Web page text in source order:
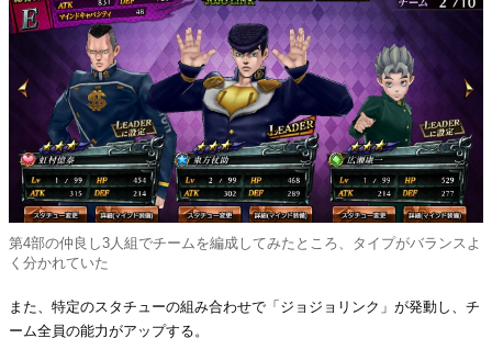
第4部の仲良し3人組でチームを編成してみたところ、タイプがバランスよ
く分かれていた
また、特定のスタチューの組み合わせで「ジョジョリンク」が発動し、チ
ーム全員の能力がアップする。